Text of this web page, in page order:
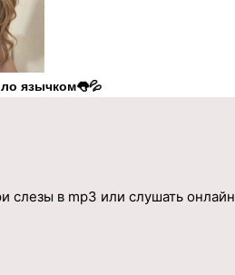
язычком👅💦
в mp3 или слушать онлайн